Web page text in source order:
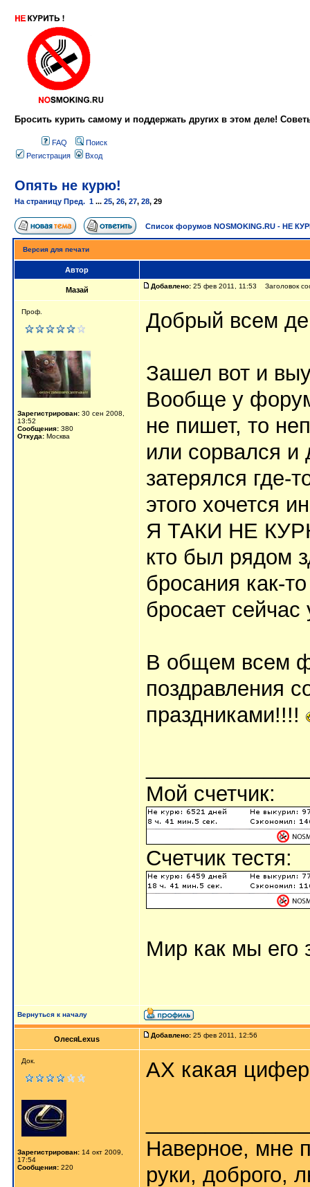
Бросить курить самому и поддержать других в этом деле!
FAQ
Поиск
Регистрация
Вход
Опять не курю!
На страницу Пред. 1 ... 25, 26, 27, 28, 29
Список форумов NOSMOKING.RU - НЕ
Версия для печати
Автор
Мазай Добавлено: 25 фев 2011, 11:53 Заголовок
Проф.
Зарегистрирован: 30 сен 2008,
13:52
Сообщения: 380
Откуда: Москва
Добрый всем
Зашел вот и
Вообще у
не пишет, то
или сорвался и
затерялся где-
этого хочется
Я ТАКИ НЕ
кто был рядом
бросания как-
бросает
В общем всем
поздравления
праздниками!!!!
Мой счетчик:
Счетчик тестя:
Мир как мы его
Вернуться к началу
ОлесяLexus Добавлено: 25 фев 2011, 12:56
Док.
Зарегистрирован: 14 окт 2009,
17:54
Сообщения: 220
АХ какая
Наверное, мне
руки, доброго,